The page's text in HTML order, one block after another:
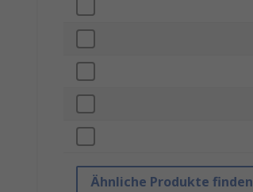
Ähnliche Produkte finden